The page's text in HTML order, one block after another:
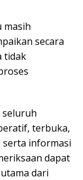
masih
secara
tidak
terbuka,
serta informasi
dapat
dari